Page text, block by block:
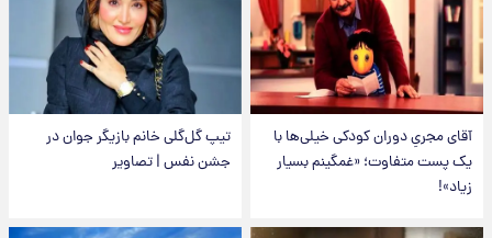
آقای مجریِ دوران کودکی خیلی‌ها با
یک پست متفاوت؛ «غمگینم بسیار
زیاد»!
تیپ گل‌گلی خانم بازیگر جوان در
جشن نفس | تصاویر